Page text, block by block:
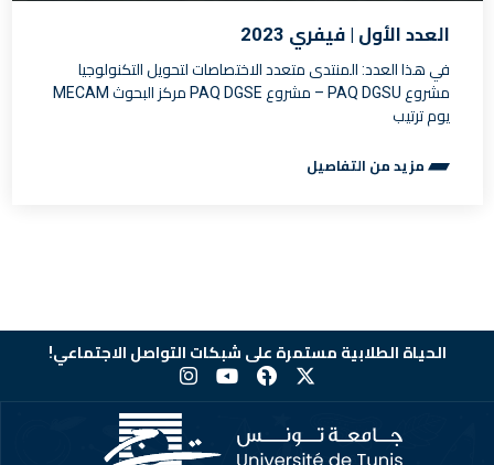
العدد الأول | فيفري 2023
في هذا العدد: المنتدى متعدد الاختصاصات لتحويل التكنولوجيا
مشروع PAQ DGSU – مشروع PAQ DGSE مركز البحوث MECAM
يوم ترتيب
مزيد من التفاصيل
الحياة الطلابية مستمرة على شبكات التواصل الاجتماعي!